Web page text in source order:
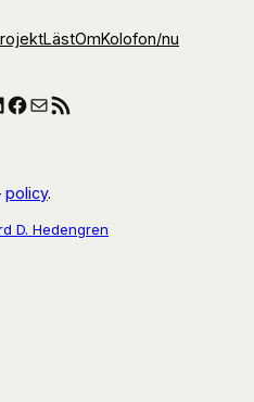
LästOmKolofon/nu
Facebook
E-postRSS-flöde
policy.
D. Hedengren